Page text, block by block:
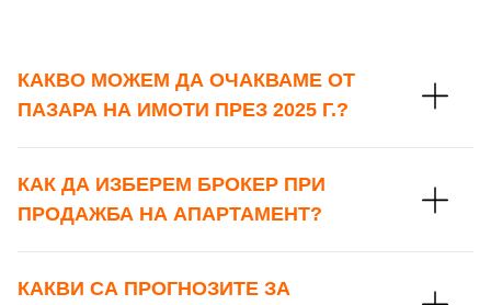
КАКВО МОЖЕМ ДА ОЧАКВАМЕ ОТ
ПАЗАРА НА ИМОТИ ПРЕЗ 2025 Г.?
КАК ДА ИЗБЕРЕМ БРОКЕР ПРИ
ПРОДАЖБА НА АПАРТАМЕНТ?
КАКВИ СА ПРОГНОЗИТЕ ЗА